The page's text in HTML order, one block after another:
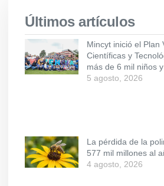
Últimos artículos
Mincyt inició el Plan
Científicas y
más de 6 mil niños
5 agosto, 2026
La pérdida de la
577 mil millones al
4 agosto, 2026